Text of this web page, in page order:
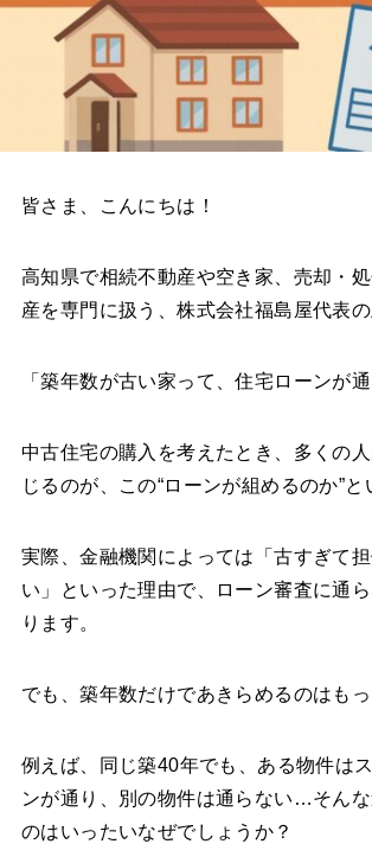
皆さま、こんにちは！
高知県で相続不動産や空き家、売却・
産を専門に扱う、株式会社福島屋代表の
「築年数が古い家って、住宅ローンが通
中古住宅の購入を考えたとき、多くの
じるのが、この“ローンが組めるのか”と
実際、金融機関によっては「古すぎて
い」といった理由で、ローン審査に通
ります。
でも、築年数だけであきらめるのはもっ
例えば、同じ築40年でも、ある物件は
ンが通り、別の物件は通らない…そん
のはいったいなぜでしょうか？